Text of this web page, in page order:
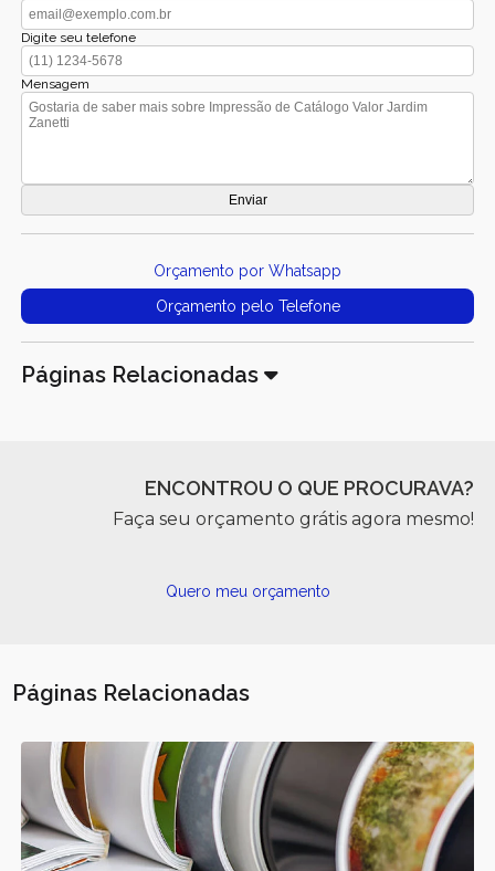
Digite seu telefone
Mensagem
Orçamento por Whatsapp
Orçamento pelo Telefone
Páginas Relacionadas
ENCONTROU O QUE PROCURAVA?
Faça seu orçamento grátis agora mesmo!
Quero meu orçamento
Páginas Relacionadas